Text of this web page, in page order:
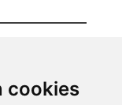
cookies